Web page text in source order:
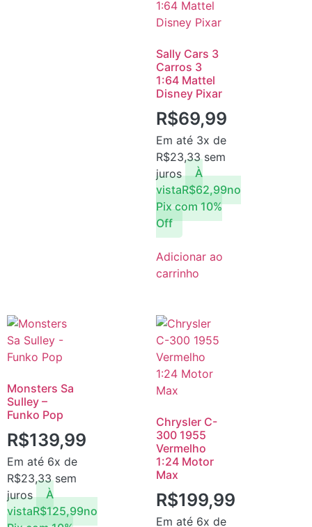
Sally Cars 3
Carros 3
1:64 Mattel
Disney Pixar
R$69,99
Em até 3x de
R$23,33sem
juros
À
vistaR$62,99no
Pix com 10%
Off
Adicionar ao
carrinho
Monsters Sa
Sulley –
Funko Pop
R$139,99
Em até 6x de
R$23,33sem
juros
À
vistaR$125,99no
Chrysler C-
300 1955
Vermelho
1:24 Motor
Max
R$199,99
Em até 6x de